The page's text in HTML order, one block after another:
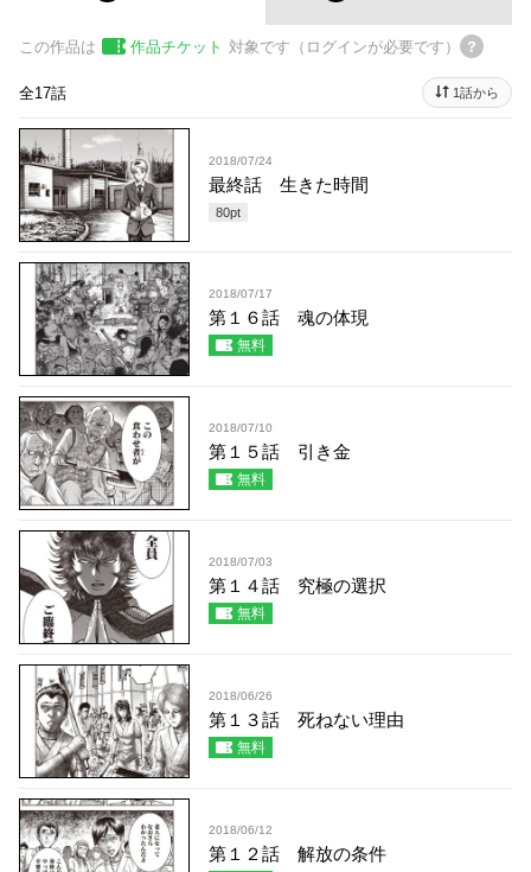
この作品は 作品チケット 対象です（ログインが必要です）
全17話 1話から
2018/07/24
最終話 生きた時間
80pt
2018/07/17
第１６話 魂の体現
無料
2018/07/10
第１５話 引き金
無料
2018/07/03
第１４話 究極の選択
無料
2018/06/26
第１３話 死ねない理由
無料
2018/06/12
第１２話 解放の条件